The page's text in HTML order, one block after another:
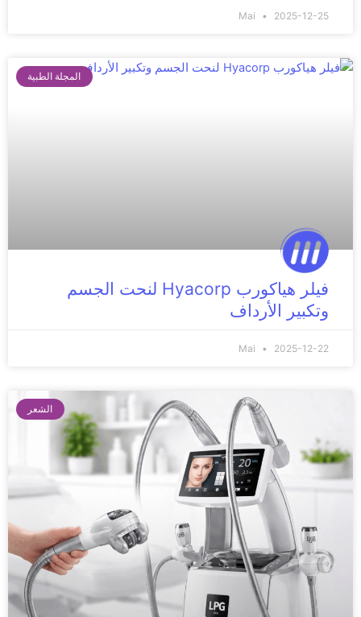
Mai 2025-12-25
المجلة الطبية
فيلر هياكورب Hyacorp لنحت الجسم
وتكبير الأرداف
Mai 2025-12-22
الشعر